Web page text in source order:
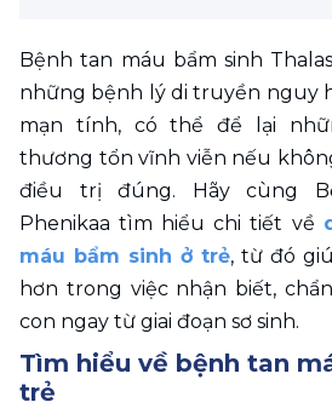
Bệnh tan máu bẩm sinh
những bệnh lý di truyền nguy
mạn tính, có thể để lại
thương tổn vĩnh viễn nếu
điều trị đúng. Hãy cùng
Phenikaa tìm hiểu chi tiết về
máu bẩm sinh ở trẻ, từ đó
hơn trong việc nhận biết,
con ngay từ giai đoạn sơ sinh.
Tìm hiểu về bệnh tan
trẻ